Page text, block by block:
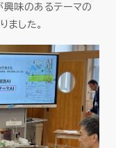
味のあるテーマの
した。